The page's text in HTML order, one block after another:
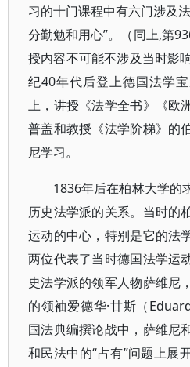
习的十门课程中有六门涉及
分勤勉和用心”。（同上,第
授内容不可能不涉及当时影
纪40年代后登上德国法学
上，讲授《法学全书》《欧
普盖和教授《法学阶梯》的
尼学习。
1836年后在柏林大学的
历史法学派的关系。当时的
运动的中心，特别是它的法
两位代表了当时德国法学运
史法学派的领军人物萨维尼
的领袖爱德华·甘斯（
国法典编撰论战中，萨维尼
和民法中的“占有”问题上展